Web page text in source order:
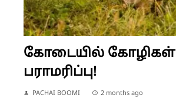
கோடையில் கோழிகள்
பராமரிப்பு!
PACHAI BOOMI 2 months ago